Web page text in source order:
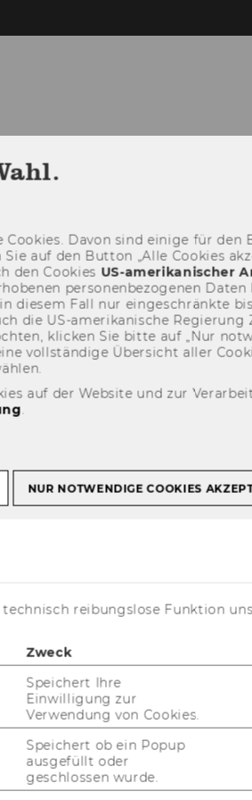
- 6860
Coo­kies. Davon sind ei­ni­ge für
auf den But­ton „Alle Coo­kies
den Coo­kies US-​amerikanischer
per­so­nen­be­zo­ge­nen
die­sem Fall nur ein­ge­schränk­te
die US-​amerikanische
kli­cken Sie bitte auf „Nur
voll­stän­di­ge Über­sicht aller
auf der Website und zur
.
NUR NOTWENDIGE COOKIES
technisch reibungslose Funktion
Zweck
Speichert Ihre
Einwilligung zur
Verwendung von Cookies.
Speichert ob ein Popup
ausgefüllt oder
geschlossen wurde.